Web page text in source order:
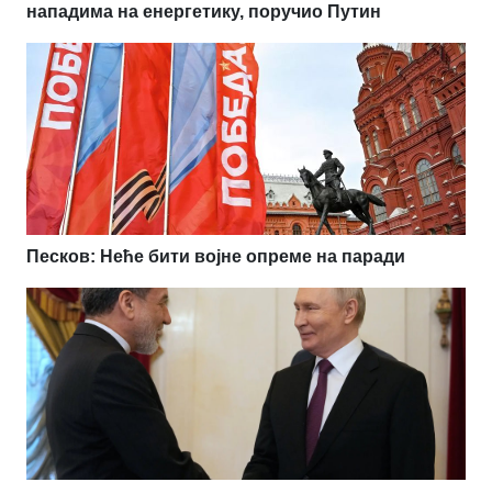
нападима на енергетику, поручио Путин
Песков: Неће бити војне опреме на паради